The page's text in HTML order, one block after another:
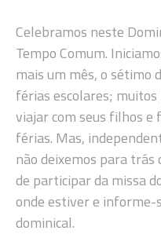
Celebramos neste
Tempo Comum.
mais um mês, o sétimo
férias escolares;
viajar com seus filhos e
férias. Mas,
não deixemos para trás
de participar da missa
onde estiver e informe-
dominical.